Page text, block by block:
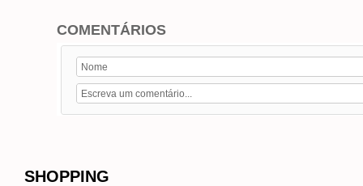
COMENTÁRIOS
SHOPPING